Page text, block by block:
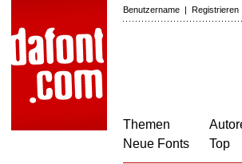
Benutzername | Registrieren
Themen
Neue Fonts
Top